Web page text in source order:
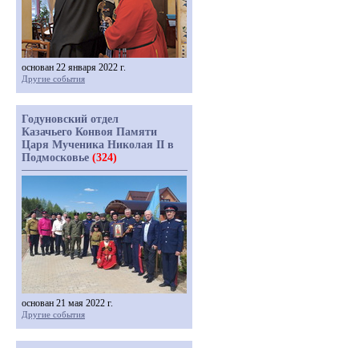
основан 22 января 2022 г.
Другие события
Годуновский отдел
Казачьего Конвоя Памяти
Царя Мученика Николая II в
Подмосковье (324)
основан 21 мая 2022 г.
Другие события